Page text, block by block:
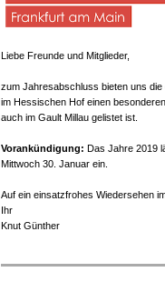
Liebe Freunde und Mitglieder,
zum Jahresabschluss bieten uns
im Hessischen Hof einen
auch im Gault Millau gelistet ist.
Vorankündigung: Das Jahre 2019
Mittwoch 30. Januar ein.
Auf ein einsatzfrohes Wiedersehen
Ihr
Knut Günther